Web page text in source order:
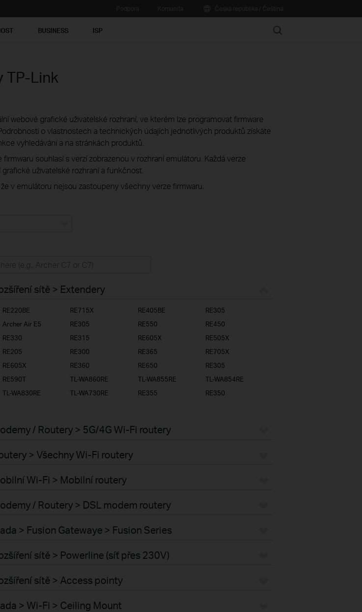
BUSINESS ISP Search
TP-Link
webové grafické uživatelské rozhraní, ve kterém lze programovat firmware
o vlastnostech a technických údajích jednotlivých produktů získáte
vyhledávání a na stránkách produktů.
firmwaru souhlasí s verzí zobrazenou v rozhraní emulátoru. Každá verze
uživatelské rozhraní a funkčnost.
v emulátoru nejsou zastoupeny všechny verze firmwaru.
sítě > Extendery
RE220BE RE715X RE405BE
RE305
Archer Air E5 RE305 RE550
RE450
RE330 RE315 RE605X
RE505X
RE205 RE300 RE365
RE705X
RE605X RE360 RE650
RE305
RE590T TL-WA860RE TL-WA855RE
TL-WA854RE
TL-WA830RE TL-WA730RE RE355
RE350
/ Routery > 5G/4G Wi-Fi routery
> Všechny Wi-Fi routery
Wi-Fi > Mobilní routery
/ Routery > DSL modem routery
> Fusion Gatewaye > Fusion Series
sítě > Powerline (síť přes 230V)
sítě > Access pointy
> Wi-Fi > Ceiling Mount